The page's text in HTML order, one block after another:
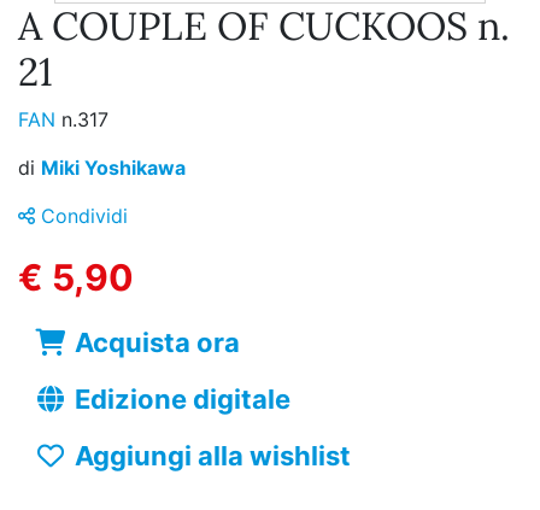
A COUPLE OF CUCKOOS n.
21
FAN n.317
di Miki Yoshikawa
Condividi
€ 5,90
Acquista ora
Edizione digitale
Aggiungi alla wishlist